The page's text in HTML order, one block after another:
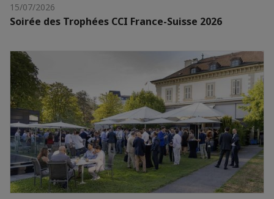
15/07/2026
Soirée des Trophées CCI France-Suisse 2026